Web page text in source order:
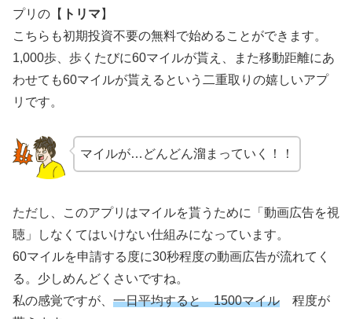
プリの【 トリマ 】
こちらも初期投資不要の無料で始めることができます。
1,000歩、歩くたびに60マイルが貰え、また移動距離にあ
わせても60マイルが貰えるという二重取りの嬉しいアプ
リです。
マイルが…どんどん溜まっていく！！
ただし、このアプリはマイルを貰うために「動画広告を視
聴」しなくてはいけない仕組みになっています。
60マイルを申請する度に30秒程度の動画広告が流れてく
る。少しめんどくさいですね。
私の感覚ですが、 一日平均すると 1500マイル 程度が